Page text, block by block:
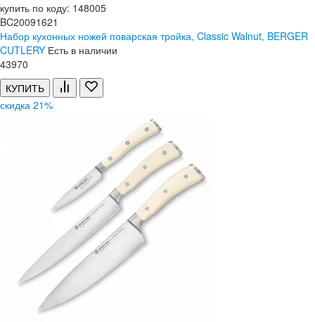
купить по коду: 148005
BC20091621
Набор кухонных ножей поварская тройка, Classic Walnut, BERGER
CUTLERY Есть в наличии
43970
КУПИТЬ
скидка 21%